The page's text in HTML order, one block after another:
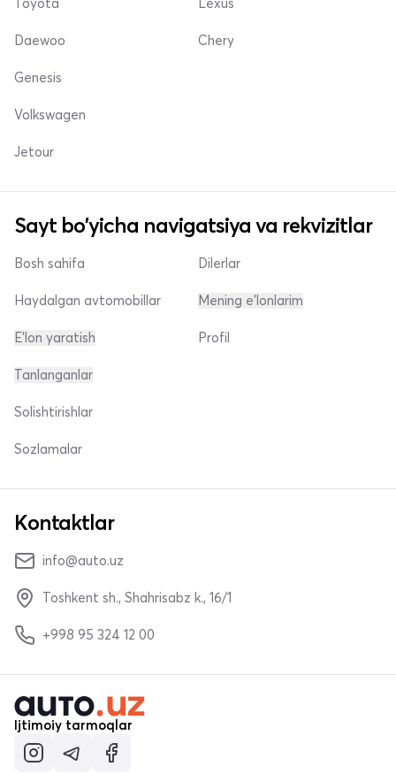
Daewoo Chery
Genesis
Volkswagen
Jetour
Sayt bo'yicha navigatsiya va rekvizitlar
Bosh sahifa
Haydalgan avtomobillar
E'lon yaratish
Dilerlar
Mening e'lonlarim
Profil
Tanlanganlar
Solishtirishlar
Sozlamalar
Kontaktlar
info@auto.uz
Toshkent sh., Shahrisabz k., 16/1
+998 95 324 12 00
Ijtimoiy tarmoqlar